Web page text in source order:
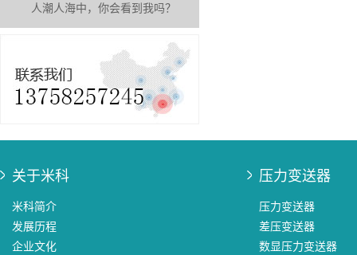
人潮人海中，你会看到我吗？
关于米科
米科简介
发展历程
企业文化
压力变送器
压力变送器
差压变送器
数显压力变送器